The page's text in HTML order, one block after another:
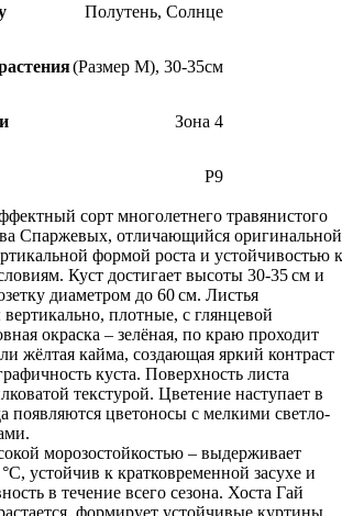
Полутень, Солнце
(Размер М), 30-35см
Зона 4
Р9
сорт многолетнего травянистого
Спаржевых, отличающийся оригинальной
формой роста и устойчивостью к
Куст достигает высоты 30-35 см и
диаметром до 60 см. Листья
плотные, с глянцевой
окраска – зелёная, по краю проходит
жёлтая кайма, создающая яркий контраст
куста. Поверхность листа
текстурой. Цветение наступает в
появляются цветоносы с мелкими светло-
морозостойкостью – выдерживает
устойчив к кратковременной засухе и
в течение всего сезона. Хоста Гай
формирует устойчивые куртины,